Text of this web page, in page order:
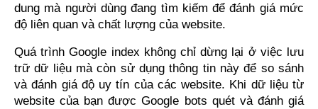
dung mà người dùng đang tìm kiếm để đánh giá mức
độ liên quan và chất lượng của website.
Quá trình Google index không chỉ dừng lại ở việc lưu
trữ dữ liệu mà còn sử dụng thông tin này để so sánh
và đánh giá độ uy tín của các website. Khi dữ liệu từ
website của bạn được Google bots quét và đánh giá